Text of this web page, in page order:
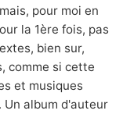
pour moi en
la 1ère fois, pas
bien sur,
comme si cette
et musiques
album d'auteur